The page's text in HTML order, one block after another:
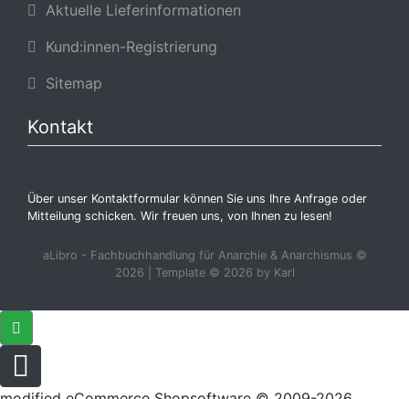
Aktuelle Lieferinformationen
Kund:innen-Registrierung
Sitemap
Kontakt
Über unser Kontaktformular können Sie uns Ihre Anfrage oder
Mitteilung schicken. Wir freuen uns, von Ihnen zu lesen!
aLibro - Fachbuchhandlung für Anarchie & Anarchismus ©
2026 | Template © 2026 by Karl